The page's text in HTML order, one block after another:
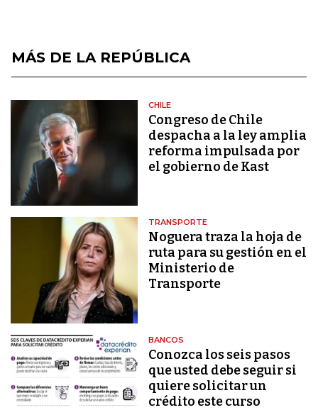
MÁS DE LA REPÚBLICA
CHILE
Congreso de Chile
despacha a la ley amplia
reforma impulsada por
el gobierno de Kast
TRANSPORTE
Noguera traza la hoja de
ruta para su gestión en el
Ministerio de
Transporte
BANCOS
Conozca los seis pasos
que usted debe seguir si
quiere solicitar un
crédito este curso